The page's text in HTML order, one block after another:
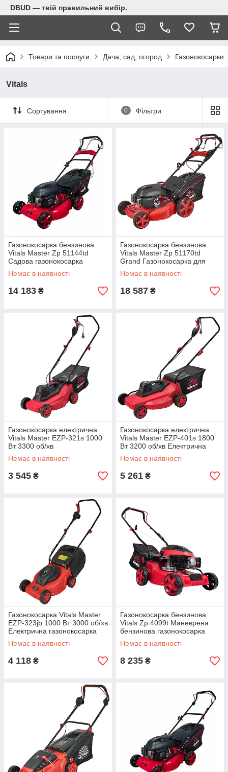
DBUD — твій правильний вибір.
Товари та послуги Дача, сад, огород Газонокосарки
Vitals
Сортування 0 Фільтри
Газонокосарка бензинова
Vitals Master Zp 51144td
Садова газонокосарка
Газонокосарка з
мульчуванням
Немає в наявності
14 183 ₴
Газонокосарка бензинова
Vitals Master Zp 51170td
Grand Газонокосарка для
саду Потужна газонокосарка
Немає в наявності
18 587 ₴
Газонокосарка електрична
Vitals Master EZP-321s 1000
Вт 3300 об/хв
Електрогазонокосарка
Немає в наявності
3 545 ₴
Газонокосарка електрична
Vitals Master EZP-401s 1800
Вт 3200 об/хв Електрична
газонокосарка для саду
Немає в наявності
5 261 ₴
Газонокосарка Vitals Master
EZP-323jb 1000 Вт 3000 об/хв
Електрична газонокосарка
для дачі
Немає в наявності
4 118 ₴
Газонокосарка бензинова
Vitals Zp 4099t Маневрена
бензинова газонокосарка
Садова техніка
Немає в наявності
8 235 ₴